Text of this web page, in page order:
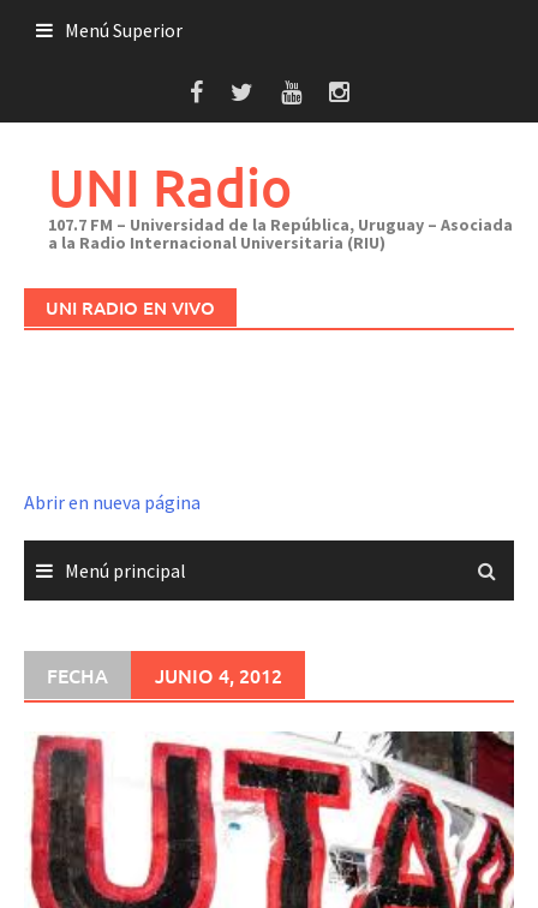
Menú Superior
UNI Radio
107.7 FM – Universidad de la República, Uruguay – Asociada
a la Radio Internacional Universitaria (RIU)
UNI RADIO EN VIVO
Abrir en nueva página
Menú principal
FECHA JUNIO 4, 2012